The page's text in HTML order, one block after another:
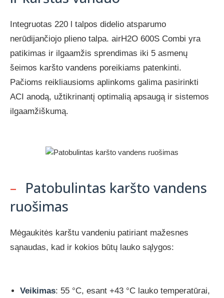
Integruotas 220 l talpos didelio atsparumo
nerūdijančiojo plieno talpa. airH2O 600S Combi yra
patikimas ir ilgaamžis sprendimas iki 5 asmenų
šeimos karšto vandens poreikiams patenkinti.
Pačioms reikliausioms aplinkoms galima pasirinkti
ACI anodą, užtikrinantį optimalią apsaugą ir sistemos
ilgaamžiškumą.
– Patobulintas karšto vandens
ruošimas
Mėgaukitės karštu vandeniu patiriant mažesnes
sąnaudas, kad ir kokios būtų lauko sąlygos:
Veikimas: 55 °C, esant +43 °C lauko temperatūrai,